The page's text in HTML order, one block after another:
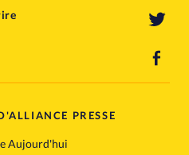
PRESSE
Aujourd'hui